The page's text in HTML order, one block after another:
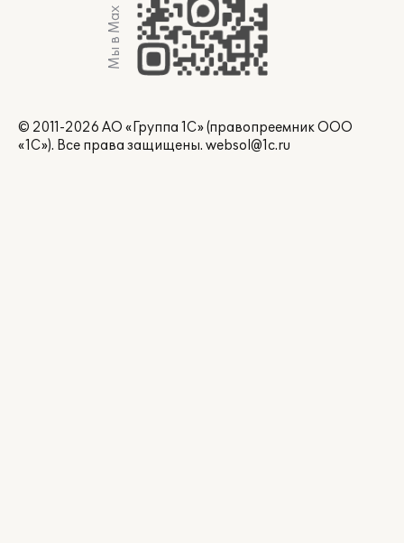
Мы в Max
© 2011-2026 АО «Группа 1С» (правопреемник ООО
«1С»). Все права защищены. websol@1c.ru